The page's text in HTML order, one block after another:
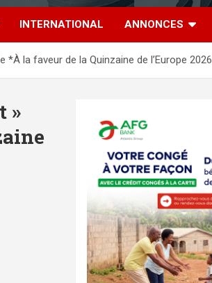
INTERNATIONAL ANNONCES
la faveur de la Quinzaine de l’Europe 2026
»